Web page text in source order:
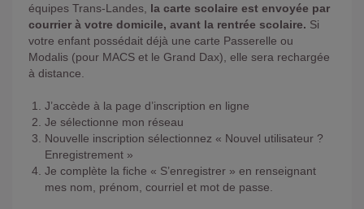
équipes Trans-Landes, la carte scolaire est envoyée par
courrier à votre domicile, avant la rentrée scolaire. Si
votre enfant possédait déjà une carte Passerelle ou
Modalis (pour MACS et le Grand Dax), elle sera rechargée
à distance.
J’accède à la page d’inscription en ligne
Je sélectionne mon réseau
Nouvelle inscription sélectionnez « Nouvel utilisateur ?
Enregistrement »
Je complète la fiche « S’enregistrer » en renseignant
mes nom, prénom, courriel et mot de passe.